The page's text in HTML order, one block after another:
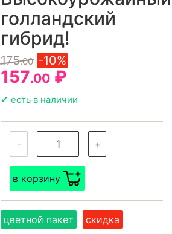
голландский
гибрид!
175.00 -10%
157.00 ₽
✔ есть в наличии
- +
в корзину
цветной пакет скидка